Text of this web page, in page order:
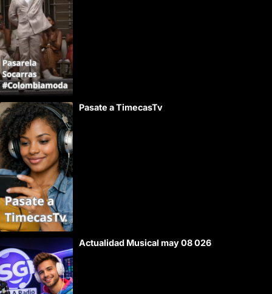
Pasate a TimecasTv
Actualidad Musical may 08 026